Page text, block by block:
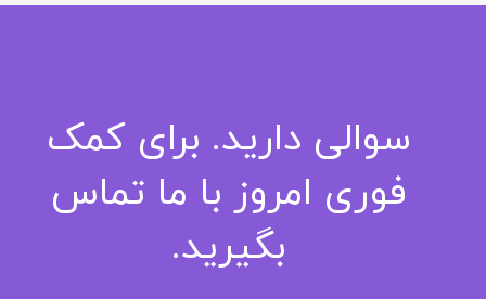
سوالی دارید. برای کمک
فوری امروز با ما تماس
بگیرید.